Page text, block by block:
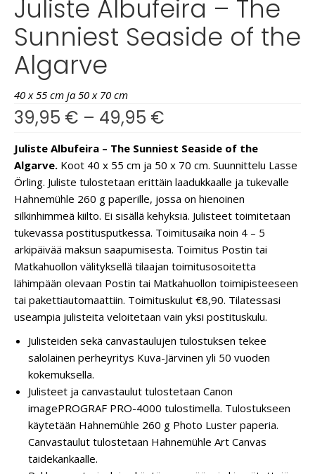
Juliste Albufeira – The
Sunniest Seaside of the
Algarve
40 x 55 cm ja 50 x 70 cm
39,95 € – 49,95 €
Juliste Albufeira – The Sunniest Seaside of the
Algarve. Koot 40 x 55 cm ja 50 x 70 cm. Suunnittelu Lasse
Örling. Juliste tulostetaan erittäin laadukkaalle ja tukevalle
Hahnemühle 260 g paperille, jossa on hienoinen
silkinhimmeä kiilto. Ei sisällä kehyksiä. Julisteet toimitetaan
tukevassa postitusputkessa. Toimitusaika noin 4 – 5
arkipäivää maksun saapumisesta. Toimitus Postin tai
Matkahuollon välityksellä tilaajan toimitusosoitetta
lähimpään olevaan Postin tai Matkahuollon toimipisteeseen
tai pakettiautomaattiin. Toimituskulut €8,90. Tilatessasi
useampia julisteita veloitetaan vain yksi postituskulu.
Julisteiden sekä canvastaulujen tulostuksen tekee
salolainen perheyritys Kuva-Järvinen yli 50 vuoden
kokemuksella.
Julisteet ja canvastaulut tulostetaan Canon
imagePROGRAF PRO-4000 tulostimella. Tulostukseen
käytetään Hahnemühle 260 g Photo Luster paperia.
Canvastaulut tulostetaan Hahnemühle Art Canvas
taidekankaalle.